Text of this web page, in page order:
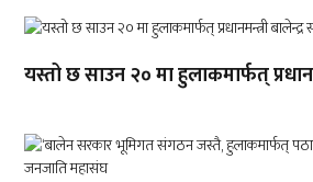
यस्तो छ साउन २० मा हुलाकमार्फत्